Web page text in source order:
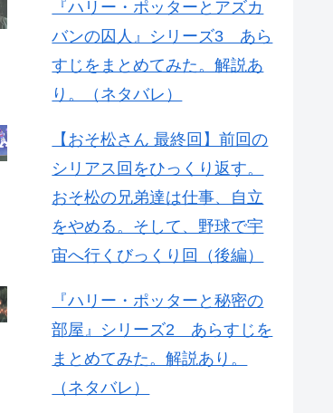
『ハリー・ポッターとアズカ
バンの囚人』シリーズ3 あら
すじをまとめてみた。解説あ
り。（ネタバレ）
【おそ松さん 最終回】前回の
シリアス回をひっくり返す。
おそ松の兄弟達は仕事、自立
をやめる。そして、野球で宇
宙へ行くびっくり回（後編）
『ハリー・ポッターと秘密の
部屋』シリーズ2 あらすじを
まとめてみた。解説あり。
（ネタバレ）